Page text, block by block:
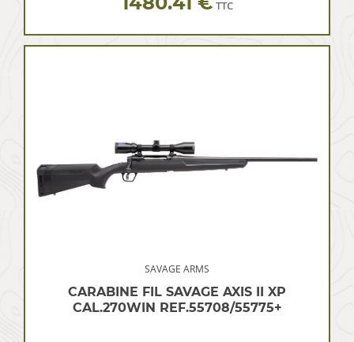
TTC
SAVAGE ARMS
CARABINE FIL SAVAGE AXIS II XP
CAL.270WIN REF.55708/55775+